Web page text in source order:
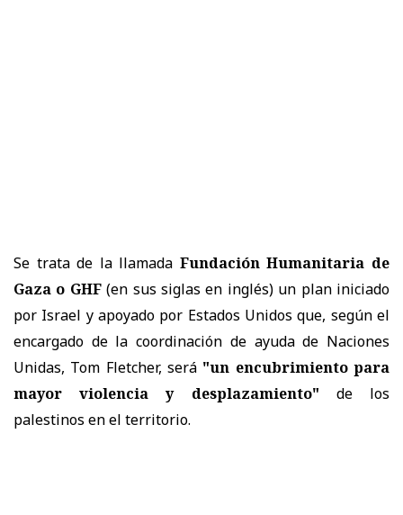
Se trata de la llamada Fundación Humanitaria de
Gaza o GHF(en sus siglas en inglés) un plan iniciado
por Israel y apoyado por Estados Unidos que, según el
encargado de la coordinación de ayuda de Naciones
Unidas, Tom Fletcher, será "un encubrimiento para
mayor violencia y desplazamiento" de los
palestinos en el territorio.